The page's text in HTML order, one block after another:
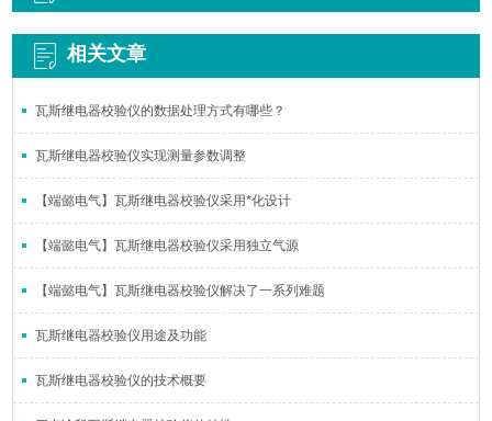
相关文章
瓦斯继电器校验仪的数据处理方式有哪些？
瓦斯继电器校验仪实现测量参数调整
【端懿电气】瓦斯继电器校验仪采用*化设计
【端懿电气】瓦斯继电器校验仪采用独立气源
【端懿电气】瓦斯继电器校验仪解决了一系列难题
瓦斯继电器校验仪用途及功能
瓦斯继电器校验仪的技术概要